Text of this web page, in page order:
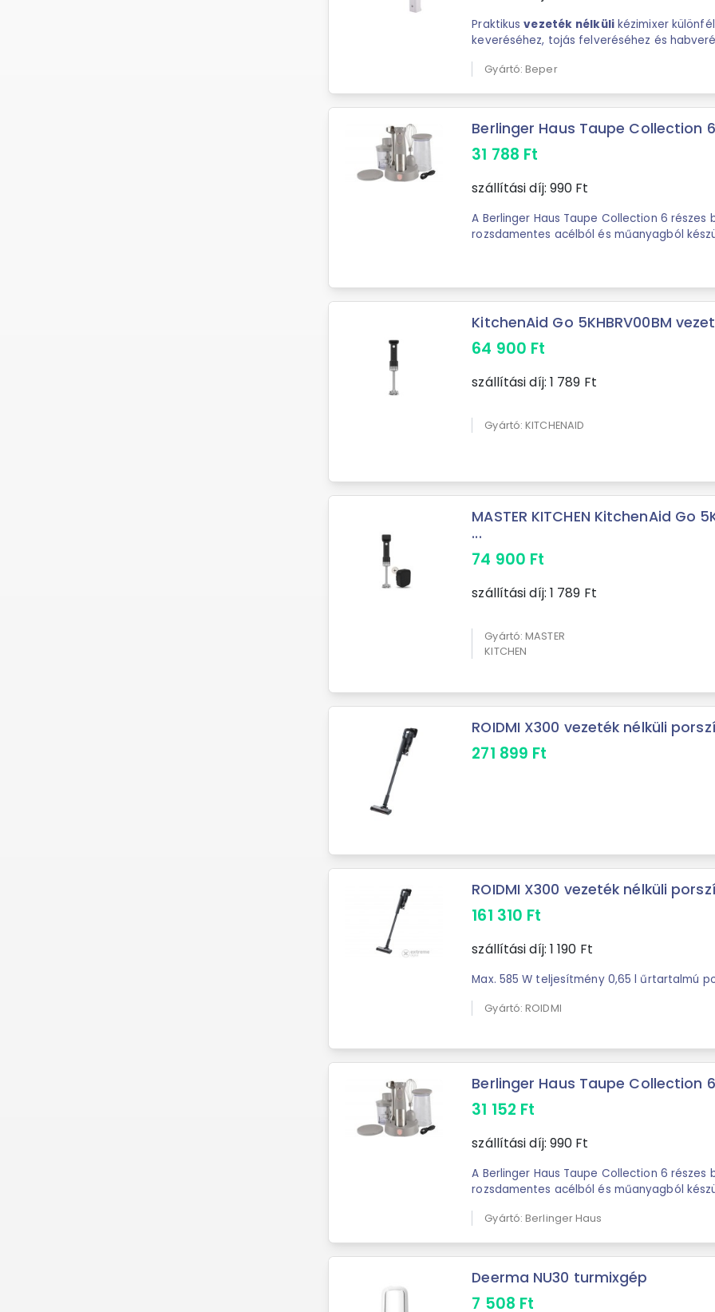
Praktikusvezeték nélkülikézimixer
keveréséhez, tojás felveréséhez és
Gyártó: Beper
Berlinger Haus Taupe Collection
31 788 Ft
szállítási díj: 990 Ft
A Berlinger Haus Taupe Collection 6 részes
rozsdamentes acélból és műanyagból
KitchenAid Go 5KHBRV00BM
64 900 Ft
szállítási díj: 1 789 Ft
Gyártó: KITCHENAID
MASTER KITCHEN KitchenAid Go
...
74 900 Ft
szállítási díj: 1 789 Ft
Gyártó: MASTER
KITCHEN
ROIDMI X300 vezeték nélküli
271 899 Ft
ROIDMI X300 vezeték nélküli
161 310 Ft
szállítási díj: 1 190 Ft
Max. 585 W teljesítmény 0,65 l űrtartalmú
Gyártó: ROIDMI
Berlinger Haus Taupe Collection
31 152 Ft
szállítási díj: 990 Ft
A Berlinger Haus Taupe Collection 6 részes
rozsdamentes acélból és műanyagból
Gyártó: Berlinger Haus
Deerma NU30 turmixgép
7 508 Ft